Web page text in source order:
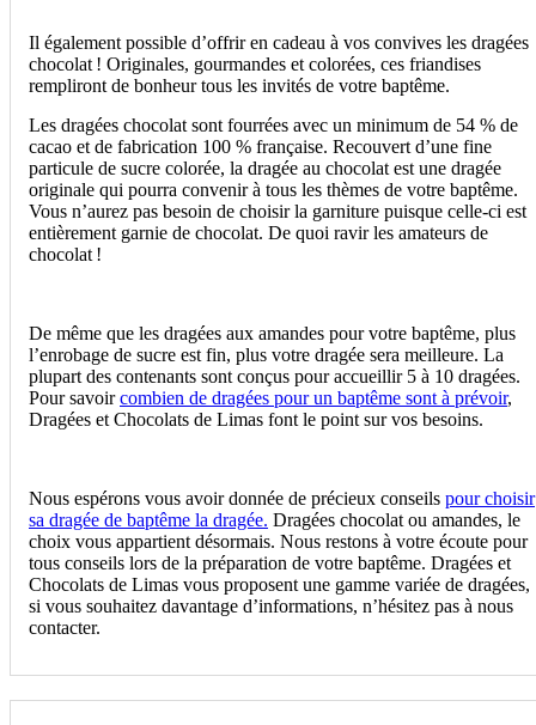
Il également possible d’offrir en cadeau à vos convives les dragées
chocolat ! Originales, gourmandes et colorées, ces friandises
rempliront de bonheur tous les invités de votre baptême.
Les dragées chocolat sont fourrées avec un minimum de 54 % de
cacao et de fabrication 100 % française. Recouvert d’une fine
particule de sucre colorée, la dragée au chocolat est une dragée
originale qui pourra convenir à tous les thèmes de votre baptême.
Vous n’aurez pas besoin de choisir la garniture puisque celle-ci est
entièrement garnie de chocolat. De quoi ravir les amateurs de
chocolat !
De même que les dragées aux amandes pour votre baptême, plus
l’enrobage de sucre est fin, plus votre dragée sera meilleure. La
plupart des contenants sont conçus pour accueillir 5 à 10 dragées.
Pour savoircombien de dragées pour un baptême sont à prévoir,
Dragées et Chocolats de Limas font le point sur vos besoins.
Nous espérons vous avoir donnée de précieux conseils pour choisir
sa dragée de baptême la dragée. Dragées chocolat ou amandes, le
choix vous appartient désormais. Nous restons à votre écoute pour
tous conseils lors de la préparation de votre baptême. Dragées et
Chocolats de Limas vous proposent une gamme variée de dragées,
si vous souhaitez davantage d’informations, n’hésitez pas à nous
contacter.